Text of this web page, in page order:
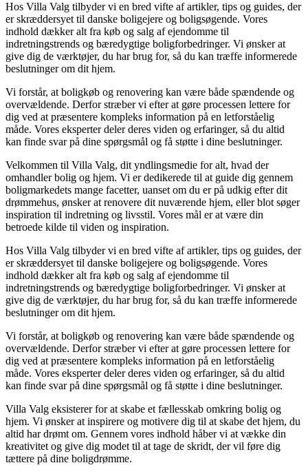
Hos Villa Valg tilbyder vi en bred vifte af artikler, tips og guides, der
er skræddersyet til danske boligejere og boligsøgende. Vores
indhold dækker alt fra køb og salg af ejendomme til
indretningstrends og bæredygtige boligforbedringer. Vi ønsker at
give dig de værktøjer, du har brug for, så du kan træffe informerede
beslutninger om dit hjem.
Vi forstår, at boligkøb og renovering kan være både spændende og
overvældende. Derfor stræber vi efter at gøre processen lettere for
dig ved at præsentere kompleks information på en letforståelig
måde. Vores eksperter deler deres viden og erfaringer, så du altid
kan finde svar på dine spørgsmål og få støtte i dine beslutninger.
Velkommen til Villa Valg, dit yndlingsmedie for alt, hvad der
omhandler bolig og hjem. Vi er dedikerede til at guide dig gennem
boligmarkedets mange facetter, uanset om du er på udkig efter dit
drømmehus, ønsker at renovere dit nuværende hjem, eller blot søger
inspiration til indretning og livsstil. Vores mål er at være din
betroede kilde til viden og inspiration.
Hos Villa Valg tilbyder vi en bred vifte af artikler, tips og guides, der
er skræddersyet til danske boligejere og boligsøgende. Vores
indhold dækker alt fra køb og salg af ejendomme til
indretningstrends og bæredygtige boligforbedringer. Vi ønsker at
give dig de værktøjer, du har brug for, så du kan træffe informerede
beslutninger om dit hjem.
Vi forstår, at boligkøb og renovering kan være både spændende og
overvældende. Derfor stræber vi efter at gøre processen lettere for
dig ved at præsentere kompleks information på en letforståelig
måde. Vores eksperter deler deres viden og erfaringer, så du altid
kan finde svar på dine spørgsmål og få støtte i dine beslutninger.
Villa Valg eksisterer for at skabe et fællesskab omkring bolig og
hjem. Vi ønsker at inspirere og motivere dig til at skabe det hjem, du
altid har drømt om. Gennem vores indhold håber vi at vække din
kreativitet og give dig modet til at tage de skridt, der vil føre dig
tættere på dine boligdrømme.